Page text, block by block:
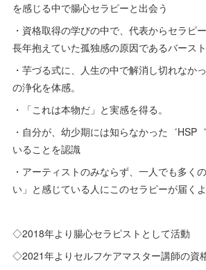
を感じる中で腸心セラピーと出会う
・資格取得の学びの中で、代表からセラピ
長年抱えていた孤独感の原因であるバース
・芋づる式に、人生の中で解消し切れなか
の浄化を体感。
・「これは本物だ」と実感を得る。
・自分が、幼少期には知らなかった゛HSP
いることを認識
・アーティストのみならず、一人でも多く
い」と感じている人にこのセラピーが届く
◇2018年より腸心セラピストとして活動
◇2021年よりセルフケアマスター講師の資